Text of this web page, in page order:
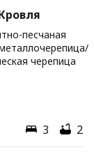
песчаная
черепица
3 2